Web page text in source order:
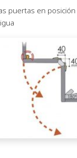
puertas en posición